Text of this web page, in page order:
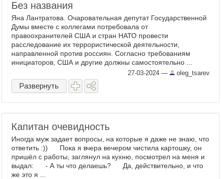
Без названия
Яна Лантратова. Очаровательная депутат Государственной
Думы вместе с коллегами потребовала от
правоохранителей США и стран НАТО провести
расследование их террористической деятельности,
направленной против россиян. Согласно требованиям
инициаторов, США и другие должны самостоятельно ...
27-03-2024 — oleg_tsarev
Развернуть
Капитан очевидность
Иногда муж задает вопросы, на которые я даже не знаю, что
ответить :)) Пока я вчера вечером чистила картошку, он
пришёл с работы, заглянул на кухню, посмотрел на меня и
выдал: - А ты что делаешь? Да, действительно, и что
же это я ...